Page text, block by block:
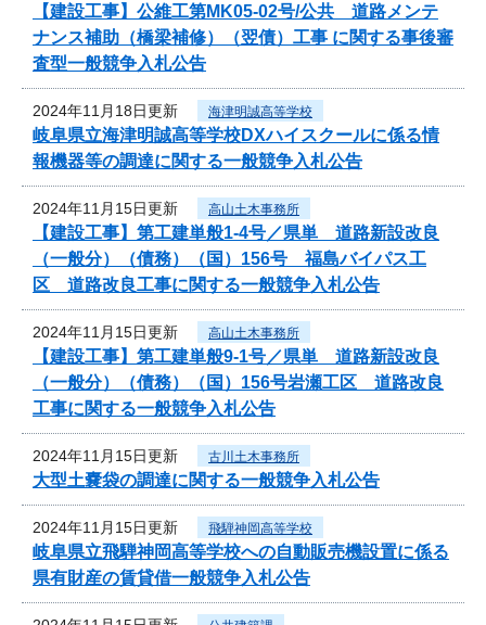
【建設工事】公維工第MK05-02号/公共 道路メンテ
ナンス補助（橋梁補修）（翌債）工事 に関する事後審
査型一般競争入札公告
2024年11月18日更新 海津明誠高等学校
岐阜県立海津明誠高等学校DXハイスクールに係る情
報機器等の調達に関する一般競争入札公告
2024年11月15日更新 高山土木事務所
【建設工事】第工建単般1-4号／県単 道路新設改良
（一般分）（債務）（国）156号 福島バイパス工
区 道路改良工事に関する一般競争入札公告
2024年11月15日更新 高山土木事務所
【建設工事】第工建単般9-1号／県単 道路新設改良
（一般分）（債務）（国）156号岩瀬工区 道路改良
工事に関する一般競争入札公告
2024年11月15日更新 古川土木事務所
大型土嚢袋の調達に関する一般競争入札公告
2024年11月15日更新 飛騨神岡高等学校
岐阜県立飛騨神岡高等学校への自動販売機設置に係る
県有財産の賃貸借一般競争入札公告